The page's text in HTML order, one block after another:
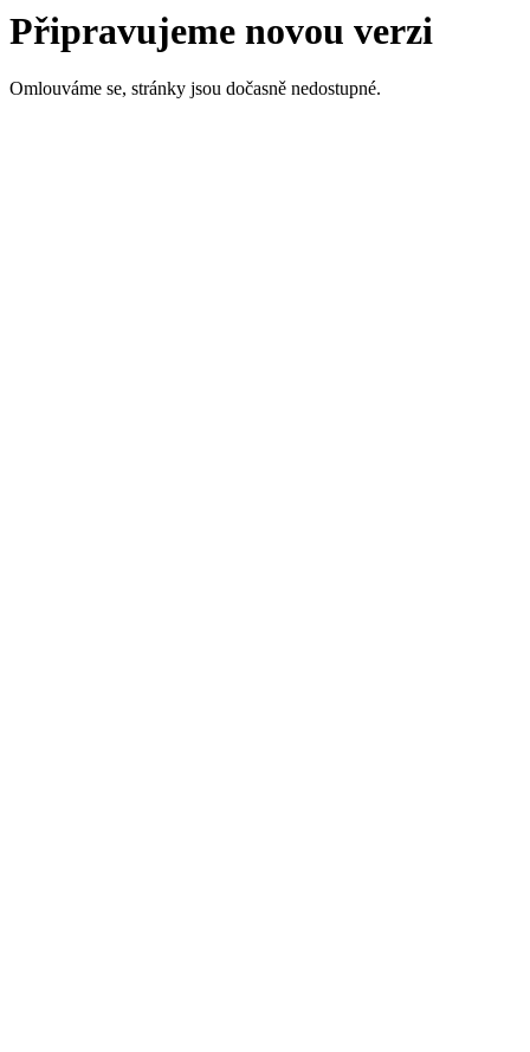
Připravujeme novou verzi
Omlouváme se, stránky jsou dočasně nedostupné.